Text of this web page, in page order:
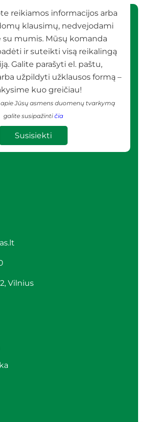
reikiamos informacijos arba
klausimų, nedvejodami
su mumis. Mūsų komanda
ir suteikti visą reikalingą
Galite parašyti el. paštu,
užpildyti užklausos formą –
kuo greičiau!
Jūsų asmens duomenų tvarkymą
galite susipažinti čia
Susisiekti
Vilnius